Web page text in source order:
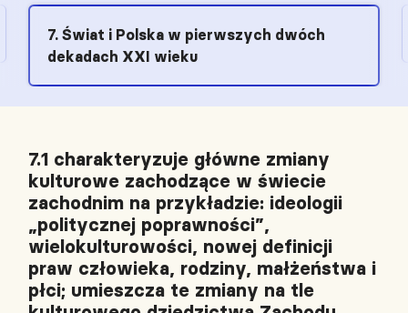
7. Świat i Polska w pierwszych dwóch
dekadach XXI wieku
7.1 charakteryzuje główne zmiany
kulturowe zachodzące w świecie
zachodnim na przykładzie: ideologii
„politycznej poprawności”,
wielokulturowości, nowej definicji
praw człowieka, rodziny, małżeństwa i
płci; umieszcza te zmiany na tle